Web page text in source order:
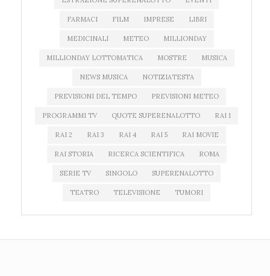
FARMACI FILM IMPRESE LIBRI
MEDICINALI METEO MILLIONDAY
MILLIONDAY LOTTOMATICA MOSTRE MUSICA
NEWS MUSICA NOTIZIATESTA
PREVISIONI DEL TEMPO PREVISIONI METEO
PROGRAMMI TV QUOTE SUPERENALOTTO RAI 1
RAI 2 RAI 3 RAI 4 RAI 5 RAI MOVIE
RAI STORIA RICERCA SCIENTIFICA ROMA
SERIE TV SINGOLO SUPERENALOTTO
TEATRO TELEVISIONE TUMORI